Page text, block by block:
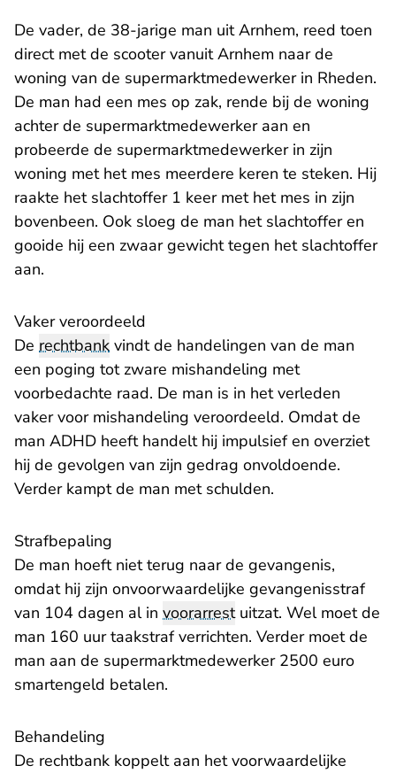
De vader, de 38-jarige man uit Arnhem, reed toen
direct met de scooter vanuit Arnhem naar de
woning van de supermarktmedewerker in Rheden.
De man had een mes op zak, rende bij de woning
achter de supermarktmedewerker aan en
probeerde de supermarktmedewerker in zijn
woning met het mes meerdere keren te steken. Hij
raakte het slachtoffer 1 keer met het mes in zijn
bovenbeen. Ook sloeg de man het slachtoffer en
gooide hij een zwaar gewicht tegen het slachtoffer
aan.
Vaker veroordeeld
De rechtbank vindt de handelingen van de man
een poging tot zware mishandeling met
voorbedachte raad. De man is in het verleden
vaker voor mishandeling veroordeeld. Omdat de
man ADHD heeft handelt hij impulsief en overziet
hij de gevolgen van zijn gedrag onvoldoende.
Verder kampt de man met schulden.
Strafbepaling
De man hoeft niet terug naar de gevangenis,
omdat hij zijn onvoorwaardelijke gevangenisstraf
van 104 dagen al in voorarrestuitzat. Wel moet de
man 160 uur taakstraf verrichten. Verder moet de
man aan de supermarktmedewerker 2500 euro
smartengeld betalen.
Behandeling
De rechtbank koppelt aan het voorwaardelijke